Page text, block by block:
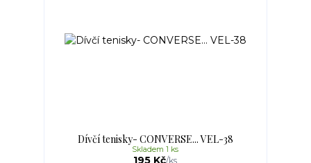
Dívčí tenisky- CONVERSE... VEL-38
195 Kč/ks
Skladem 1 ks